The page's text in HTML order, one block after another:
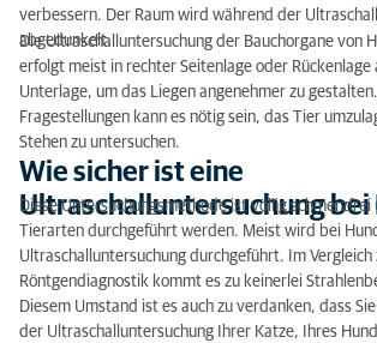
verbessern. Der Raum wird während der
abgedunkelt.
Die Ultraschalluntersuchung der Bauchorgane von
erfolgt meist in rechter Seitenlage oder Rückenlage
Unterlage, um das Liegen angenehmer zu
Fragestellungen kann es nötig sein, das Tier
Stehen zu untersuchen.
Wie sicher ist eine
Ultraschalluntersuchung bei
Diese Untersuchungsmethode ist völlig schmerzfrei
Tierarten durchgeführt werden. Meist wird bei
Ultraschalluntersuchung durchgeführt. Im Vergleich
Röntgendiagnostik kommt es zu keinerlei
Diesem Umstand ist es auch zu verdanken, dass
der Ultraschalluntersuchung Ihrer Katze, Ihres